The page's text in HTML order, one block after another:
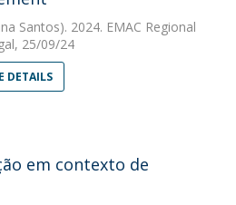
Santos). 2024. EMAC Regional
25/09/24
DETAILS
em contexto de